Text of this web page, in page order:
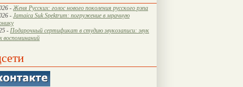
- Женя Русских: голос нового поколения русского рэпа
- Jamaica Suk Spektrum: погружение в мрачную
- Подарочный сертификат в студию звукозаписи: звук
воспоминаний